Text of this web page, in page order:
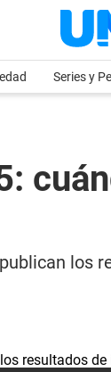
Series y
los